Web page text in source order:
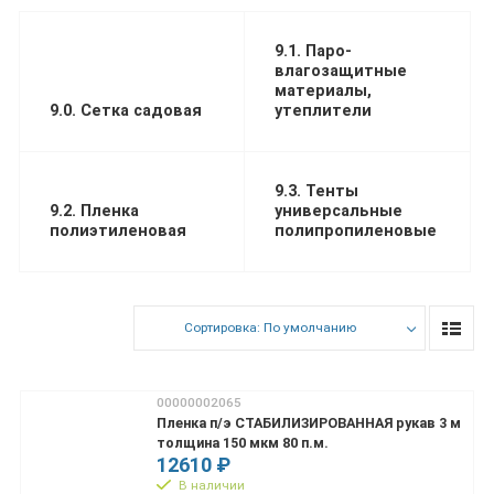
9.0. Сетка садовая
9.1. Паро-
влагозащитные
материалы,
утеплители
9.2. Пленка
полиэтиленовая
9.3. Тенты
универсальные
полипропиленовые
Сортировка: По умолчанию
00000002065
Пленка п/э СТАБИЛИЗИРОВАННАЯ рукав 3 м
толщина 150 мкм 80 п.м.
12610 ₽
В наличии